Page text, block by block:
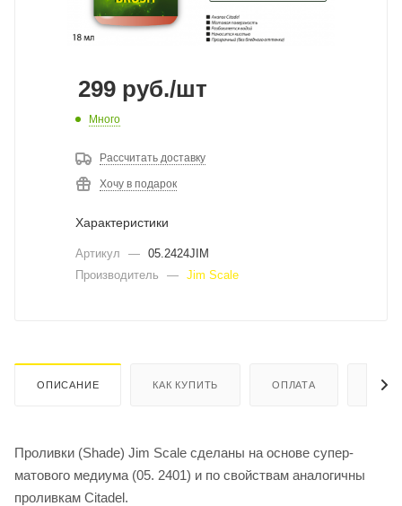
299 руб./шт
Много
Рассчитать доставку
Хочу в подарок
Характеристики
Артикул — 05.2424JIM
Производитель
— Jim Scale
ОПИСАНИЕ КАК КУПИТЬ ОПЛАТА
Проливки (Shade) Jim Scale сделаны на основе супер-
матового медиума (05. 2401) и по свойствам аналогичны
проливкам Citadel.